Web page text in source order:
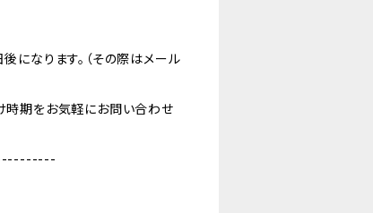
なります。（その際はメール
時期をお気軽にお問い合わせ